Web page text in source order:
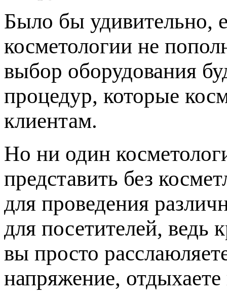
Было бы удивительно,
косметологии не
выбор оборудования
процедур, которые
клиентам.
Но ни один
представить без
для проведения
для посетителей, ведь
вы просто
напряжение,